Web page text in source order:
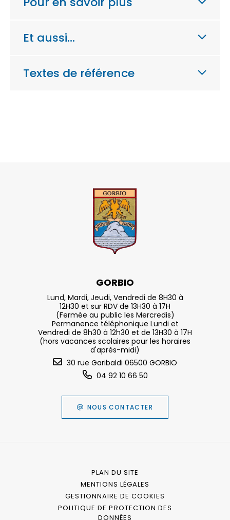
Et aussi…
Textes de référence
GORBIO
Lund, Mardi, Jeudi, Vendredi de 8H30 à
12H30 et sur RDV de 13H30 à 17H
(Fermée au public les Mercredis)
Permanence téléphonique Lundi et
Vendredi de 8h30 à 12h30 et de 13H30 à 17H
(hors vacances scolaires pour les horaires
d'après-midi)
30 rue Garibaldi 06500 GORBIO
04 92 10 66 50
NOUS CONTACTER
PLAN DU SITE
MENTIONS LÉGALES
GESTIONNAIRE DE COOKIES
POLITIQUE DE PROTECTION DES
DONNÉES